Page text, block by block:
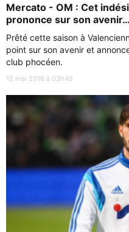
Mercato - OM : Cet
prononce sur son avenir…
Prêté cette saison à
point sur son avenir et
club phocéen.
12 mai 2016 à 03h45